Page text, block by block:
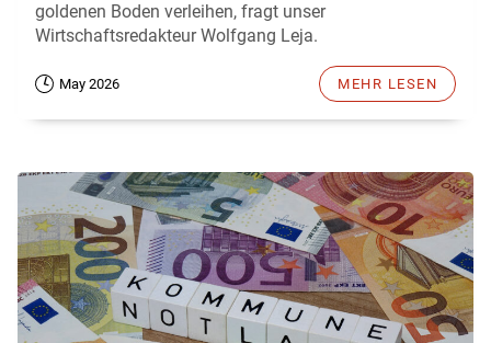
goldenen Boden verleihen, fragt unser
Wirtschaftsredakteur Wolfgang Leja.
May 2026 MEHR LESEN